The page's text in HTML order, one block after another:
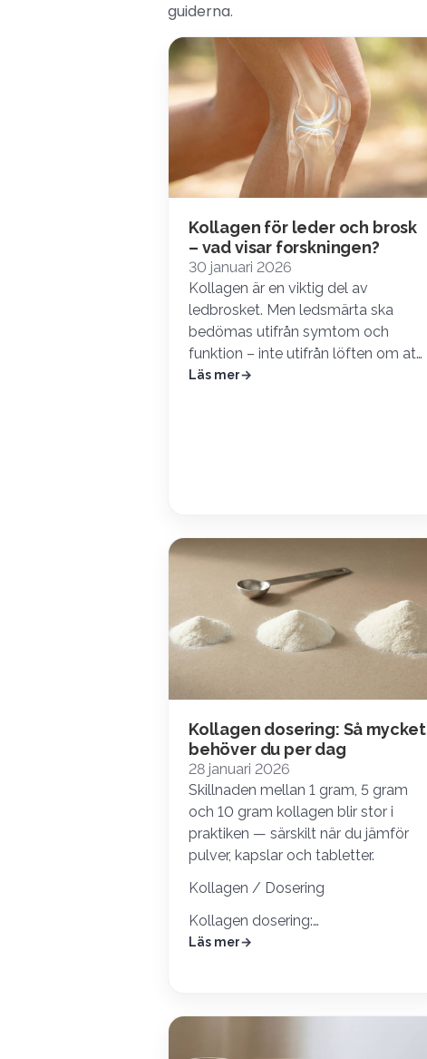
guiderna.
Kollagen för leder och brosk
– vad visar forskningen?
30 januari 2026
Kollagen är en viktig del av
ledbrosket. Men ledsmärta ska
bedömas utifrån symtom och
funktion – inte utifrån löften om att
fylla på leden med nytt…
Läs mer
Kollagen dosering: Så mycket
behöver du per dag
28 januari 2026
Skillnaden mellan 1 gram, 5 gram
och 10 gram kollagen blir stor i
praktiken — särskilt när du jämför
pulver, kapslar och tabletter.
Kollagen / Dosering
Kollagen dosering:…
Läs mer